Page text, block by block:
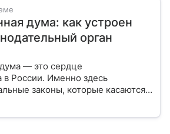
дума: как устроен
орган
— это сердце
в России. Именно здесь
законы, которые касаются
от образования и